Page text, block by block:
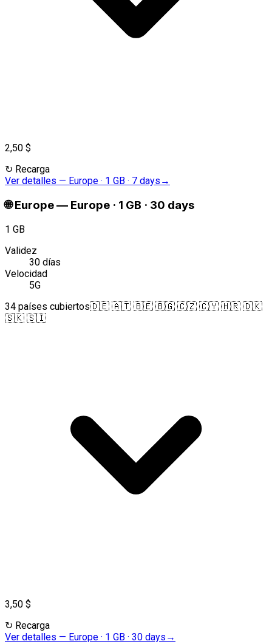
2,50 $
↻ Recarga
Ver detalles — Europe · 1 GB · 7 days →
🌐 Europe— Europe · 1 GB · 30 days
1 GB
Validez
30 días
Velocidad
5G
34 países cubiertos🇩🇪 🇦🇹 🇧🇪 🇧🇬 🇨🇿 🇨🇾 🇭🇷 🇩🇰
🇸🇰 🇸🇮
3,50 $
↻ Recarga
Ver detalles — Europe · 1 GB · 30 days →